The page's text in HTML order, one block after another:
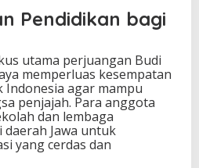
Pendidikan bagi
utama perjuangan Budi
memperluas kesempatan
Indonesia agar mampu
penjajah. Para anggota
dan lembaga
Jawa untuk
yang cerdas dan